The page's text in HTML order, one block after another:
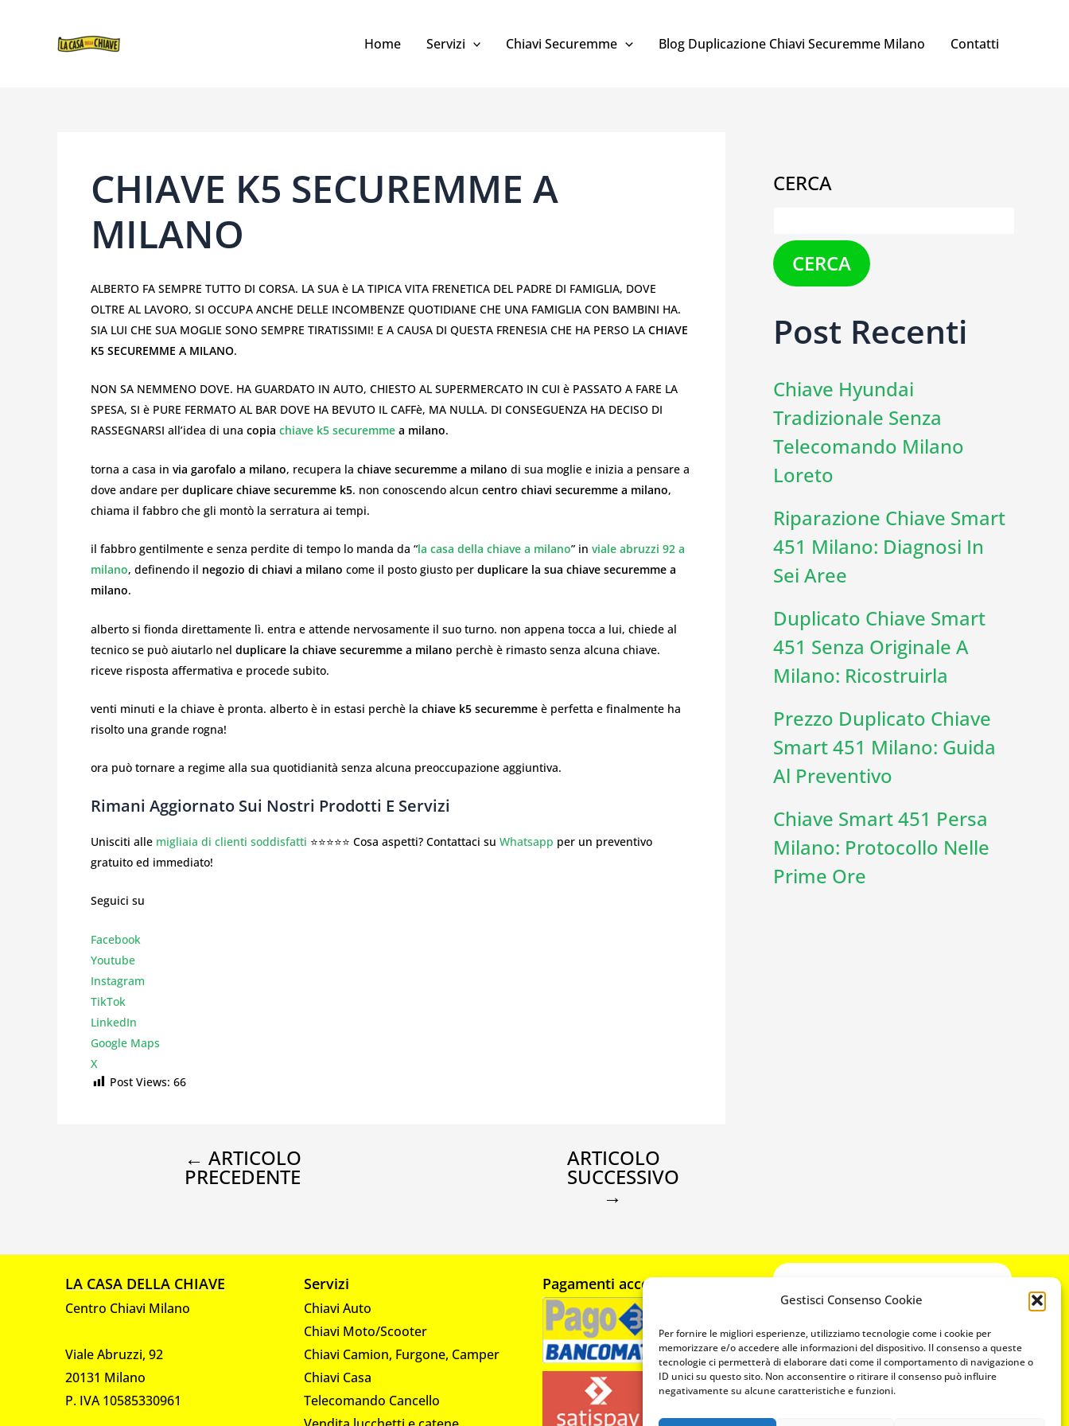
Gestisci Consenso Cookie
Per fornire le migliori esperienze, utilizziamo tecnologie come i cookie per
memorizzare e/o accedere alle informazioni del dispositivo. Il consenso a queste
tecnologie ci permetterà di elaborare dati come il comportamento di navigazione o
ID unici su questo sito. Non acconsentire o ritirare il consenso può influire
negativamente su alcune caratteristiche e funzioni.
CONTENUTO
Home Servizi Chiavi Securemme Blog Duplicazione Chiavi Securemme Milano Contatti
CHIAVE K5 SECUREMME A
MILANO
ALBERTO FA SEMPRE TUTTO DI CORSA. LA SUA è LA TIPICA VITA FRENETICA DEL PADRE DI FAMIGLIA, DOVE
OLTRE AL LAVORO, SI OCCUPA ANCHE DELLE INCOMBENZE QUOTIDIANE CHE UNA FAMIGLIA CON BAMBINI HA.
SIA LUI CHE SUA MOGLIE SONO SEMPRE TIRATISSIMI! E A CAUSA DI QUESTA FRENESIA CHE HA PERSO LA CHIAVE
K5 SECUREMME A MILANO.
NON SA NEMMENO DOVE. HA GUARDATO IN AUTO, CHIESTO AL SUPERMERCATO IN CUI è PASSATO A FARE LA
SPESA, SI è PURE FERMATO AL BAR DOVE HA BEVUTO IL CAFFè, MA NULLA. DI CONSEGUENZA HA DECISO DI
RASSEGNARSI all’idea di una copia chiave k5 securemme a milano.
torna a casa in via garofalo a milano, recupera la chiave securemme a milano di sua moglie e inizia a pensare a
dove andare per duplicare chiave securemme k5. non conoscendo alcun centro chiavi securemme a milano,
chiama il fabbro che gli montò la serratura ai tempi.
il fabbro gentilmente e senza perdite di tempo lo manda da “la casa della chiave a milano” in viale abruzzi 92 a
milano, definendo il negozio di chiavi a milano come il posto giusto per duplicare la sua chiave securemme a
milano.
alberto si fionda direttamente lì. entra e attende nervosamente il suo turno. non appena tocca a lui, chiede al
tecnico se può aiutarlo nel duplicare la chiave securemme a milano perchè è rimasto senza alcuna chiave.
riceve risposta affermativa e procede subito.
venti minuti e la chiave è pronta. alberto è in estasi perchè la chiave k5 securemme è perfetta e finalmente ha
risolto una grande rogna!
ora può tornare a regime alla sua quotidianità senza alcuna preoccupazione aggiuntiva.
Rimani Aggiornato Sui Nostri Prodotti E Servizi
Unisciti alle migliaia di clienti soddisfatti ⭐⭐⭐⭐⭐ Cosa aspetti? Contattaci su Whatsapp per un preventivo
gratuito ed immediato!
Seguici su
Facebook
Youtube
Instagram
TikTok
LinkedIn
Google Maps
X
Post Views: 66
← ARTICOLO
PRECEDENTE
ARTICOLO
SUCCESSIVO
→
CERCA
CERCA
Post Recenti
Chiave Hyundai
Tradizionale Senza
Telecomando Milano
Loreto
Riparazione Chiave Smart
451 Milano: Diagnosi In
Sei Aree
Duplicato Chiave Smart
451 Senza Originale A
Milano: Ricostruirla
Prezzo Duplicato Chiave
Smart 451 Milano: Guida
Al Preventivo
Chiave Smart 451 Persa
Milano: Protocollo Nelle
Prime Ore
LA CASA DELLA CHIAVE
Centro Chiavi Milano
Viale Abruzzi, 92
20131 Milano
P. IVA 10585330961
Servizi
Chiavi Auto
Chiavi Moto/Scooter
Chiavi Camion, Furgone, Camper
Chiavi Casa
Telecomando Cancello
Pagamenti accettati
349 3863811
chiavicodificate@gmail.com